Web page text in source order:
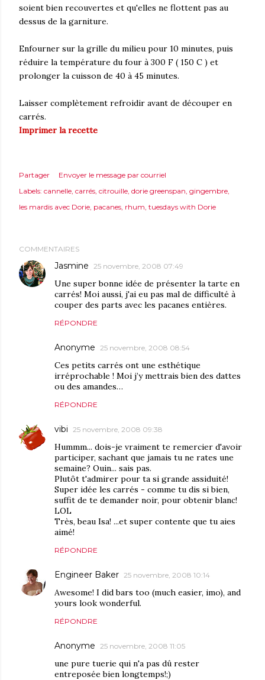
soient bien recouvertes et qu'elles ne flottent pas au
dessus de la garniture.
Enfourner sur la grille du milieu pour 10 minutes, puis
réduire la température du four à 300 F ( 150 C ) et
prolonger la cuisson de 40 à 45 minutes.
Laisser complètement refroidir avant de découper en
carrés.
Imprimer la recette
Partager
Envoyer le message par courriel
Labels: cannelle carrés citrouille dorie greenspan gingembre
les mardis avec Dorie pacanes rhum tuesdays with Dorie
COMMENTAIRES
Jasmine 25 novembre, 2008 07:49
Une super bonne idée de présenter la tarte en
carrés! Moi aussi, j'ai eu pas mal de difficulté à
couper des parts avec les pacanes entières.
RÉPONDRE
Anonyme 25 novembre, 2008 08:54
Ces petits carrés ont une esthétique
irréprochable ! Moi j’y mettrais bien des dattes
ou des amandes…
RÉPONDRE
vibi 25 novembre, 2008 09:38
Hummm... dois-je vraiment te remercier d'avoir
participer, sachant que jamais tu ne rates une
semaine? Ouin... sais pas.
Plutôt t'admirer pour ta si grande assiduité!
Super idée les carrés - comme tu dis si bien,
suffit de te demander noir, pour obtenir blanc!
LOL
Très, beau Isa! ...et super contente que tu aies
aimé!
RÉPONDRE
Engineer Baker 25 novembre, 2008 10:14
Awesome! I did bars too (much easier, imo), and
yours look wonderful.
RÉPONDRE
Anonyme 25 novembre, 2008 11:05
une pure tuerie qui n'a pas dû rester
entreposée bien longtemps!;)